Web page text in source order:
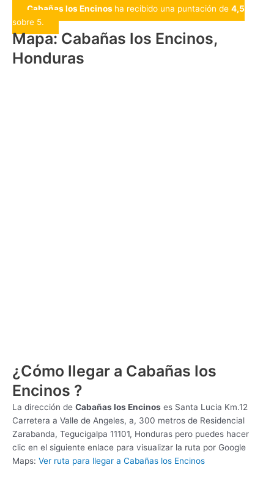
Cabañas los Encinos ha recibido una puntación de 4,5
sobre 5.
Mapa: Cabañas los Encinos,
Honduras
¿Cómo llegar a Cabañas los
Encinos ?
La dirección de Cabañas los Encinos es Santa Lucia Km.12
Carretera a Valle de Angeles, a, 300 metros de Residencial
Zarabanda, Tegucigalpa 11101, Honduras pero puedes hacer
clic en el siguiente enlace para visualizar la ruta por Google
Maps: Ver ruta para llegar a Cabañas los Encinos